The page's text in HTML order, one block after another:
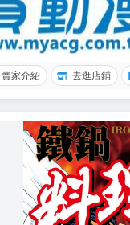
賣家介紹 去逛店鋪